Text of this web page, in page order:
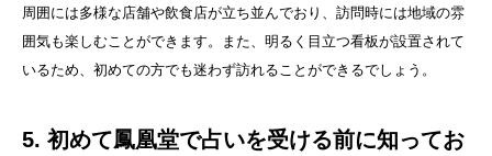
周囲には多様な店舗や飲食店が立ち並んでおり、訪問時には地域の雰
囲気も楽しむことができます。また、明るく目立つ看板が設置されて
いるため、初めての方でも迷わず訪れることができるでしょう。
5. 初めて鳳凰堂で占いを受ける前に知ってお